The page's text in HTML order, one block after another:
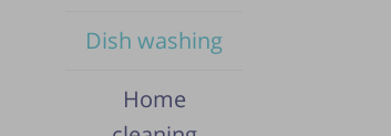
Dish washing
Home